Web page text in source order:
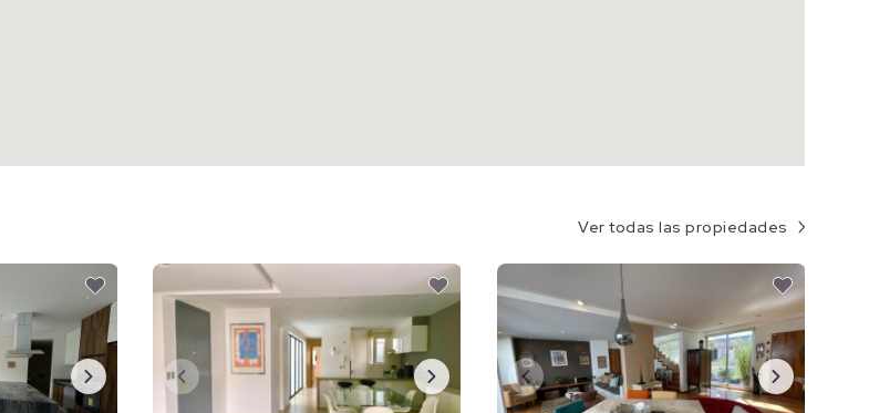
Ver todas las propiedades